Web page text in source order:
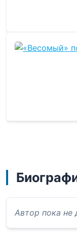
Автор пока не